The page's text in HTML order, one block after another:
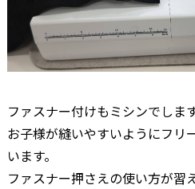
ファスナー付けもミシンでします
お子様が縫いやすいようにフリ
います。
ファスナー押さえの使い方が習